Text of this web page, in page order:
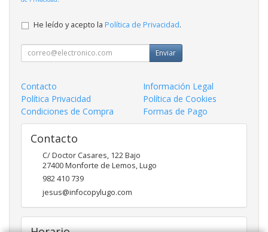
He leído y acepto la Política de Privacidad.
Enviar
Contacto
Información Legal
Política Privacidad
Política de Cookies
Condiciones de Compra
Formas de Pago
Contacto
C/ Doctor Casares, 122 Bajo
27400Monforte de Lemos,Lugo
982 410 739
jesus@infocopylugo.com